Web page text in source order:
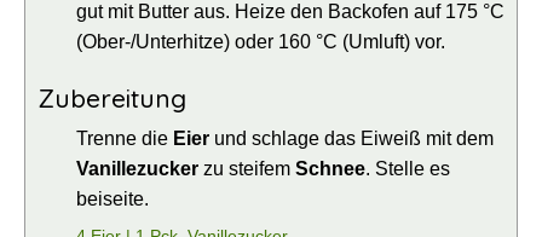
gut mit Butter aus. Heize den Backofen auf 175 °C
(Ober-/Unterhitze) oder 160 °C (Umluft) vor.
Zubereitung
Trenne die Eier und schlage das Eiweiß mit dem
Vanillezucker zu steifem Schnee. Stelle es
beiseite.